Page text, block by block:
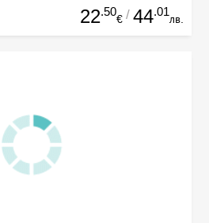
22.50
€ / 44.01
лв.